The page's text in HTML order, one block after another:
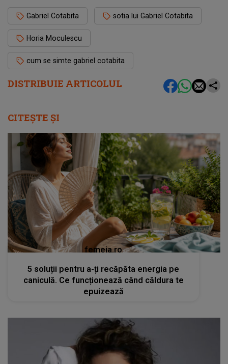
DISTRIBUIE ARTICOLUL
Gabriel Cotabita sotia lui Gabriel Cotabita
Horia Moculescu
cum se simte gabriel cotabita
CITEȘTE ȘI
femeia.ro
5 soluții pentru a-ți recăpăta energia pe
caniculă. Ce funcționează când căldura te
epuizează